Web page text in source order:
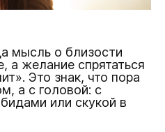
мысль о близости
а желание спрятаться
Это знак, что пора
а с головой: с
или скукой в